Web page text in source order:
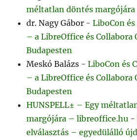
méltatlan döntés margójára
dr. Nagy Gábor -LiboCon és
– a LibreOffice és
Budapesten
Meskó Balázs -LiboCon és
– a LibreOffice és
Budapesten
HUNSPELL± – Egy
margójára – libreoffice.hu -
elválasztás – egyedülálló